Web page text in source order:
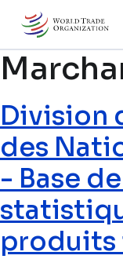
Skip to main
Division
des
- Base
produits